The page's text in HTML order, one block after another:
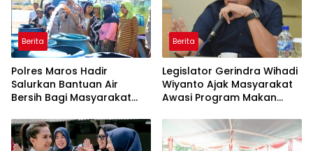
Berita
Polres Maros Hadir
Salurkan Bantuan Air
Bersih Bagi Masyarakat
Di Maros
Berita
Legislator Gerindra Wihadi
Wiyanto Ajak Masyarakat
Awasi Program Makan
Sasaran